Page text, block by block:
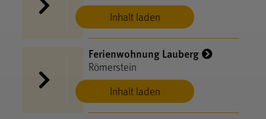
Inhalt laden
Inhalt laden
Ferienwohnung Lauberg
Römerstein